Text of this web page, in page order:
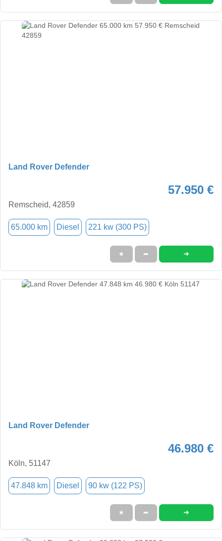
Land Rover Defender
57.950 €
Remscheid, 42859
65.000 km Diesel 221 kw (300 PS)
★ ➦ ➜
Land Rover Defender
46.980 €
Köln, 51147
47.848 km Diesel 90 kw (122 PS)
★ ➦ ➜